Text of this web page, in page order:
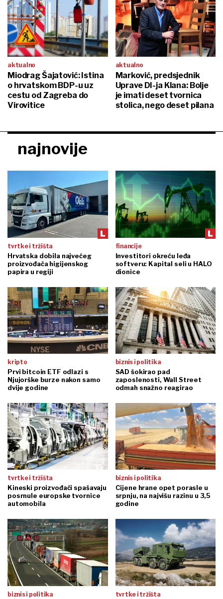
aktualno
Miodrag Šajatović: Istina
o hrvatskom BDP-u uz
cestu od Zagreba do
Virovitice
aktualno
Marković, predsjednik
Uprave DI-ja Klana: Bolje
je imati deset tvornica
stolica, nego deset pilana
najnovije
tvrtke i tržišta
Hrvatska dobila najvećeg
proizvođača higijenskog
papira u regiji
financije
Investitori okreću leđa
softveru: Kapital seli u HALO
dionice
kripto
Prvi bitcoin ETF odlazi s
Njujorške burze nakon samo
dvije godine
biznis i politika
SAD šokirao pad
zaposlenosti, Wall Street
odmah snažno reagirao
tvrtke i tržišta
Kineski proizvođači spašavaju
posrnule europske tvornice
automobila
biznis i politika
Cijene hrane opet porasle u
srpnju, na najvišu razinu u 3,5
godine
biznis i politika tvrtke i tržišta